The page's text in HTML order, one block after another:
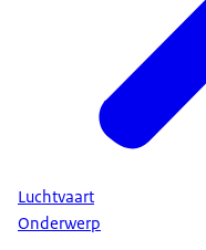
Luchtvaart
Onderwerp